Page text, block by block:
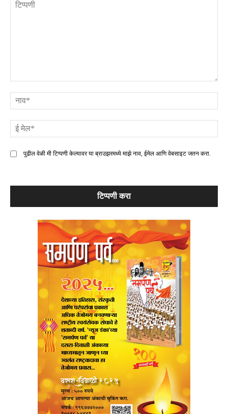
पुढील वेळी मी टिप्पणी केल्यावर या ब्राउझरमध्ये माझे नाव, ईमेल आणि वेबसाइट जतन करा.